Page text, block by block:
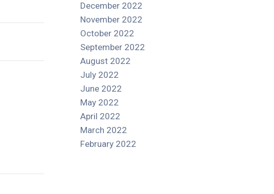
December 2022
November 2022
October 2022
September 2022
August 2022
July 2022
June 2022
May 2022
April 2022
March 2022
February 2022